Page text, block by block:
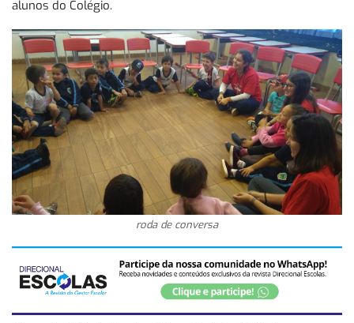
alunos do Colégio.
roda de conversa